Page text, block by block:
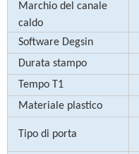
Marchio del canale
caldo
Software Degsin
Durata stampo
Tempo T1
Materiale plastico
Tipo di porta